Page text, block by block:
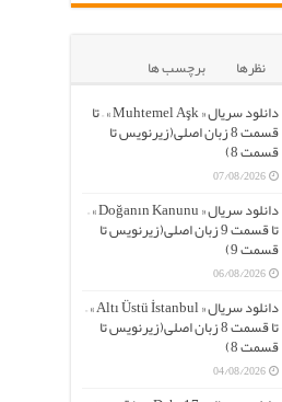
نظرها
برچسب ها
دانلود سریال « Muhtemel Aşk » – تا
قسمت 8 زبان اصلی(زیرنویس تا
قسمت 8)
07/08/2026
دانلود سریال « Doğanın Kanunu » –
تا قسمت 9 زبان اصلی(زیرنویس تا
قسمت 9)
06/08/2026
دانلود سریال « Altı Üstü İstanbul » –
تا قسمت 8 زبان اصلی(زیرنویس تا
قسمت 8)
04/08/2026